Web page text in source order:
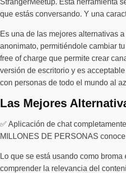
StrangerMeetup. Esta herramienta
que estás conversando. Y una
Es una de las mejores alternativas
anonimato, permitiéndole cambiar
free of charge que permite crear
versión de escritorio y es
con personas de todo el mundo al
Las Mejores
✅ Aplicación de chat
MILLONES DE PERSONAS
Lo que se está usando como
comprender la relevancia del